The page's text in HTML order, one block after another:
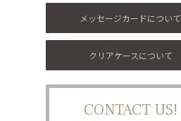
メッセージカードについて
クリアケースについて
CONTACT US!